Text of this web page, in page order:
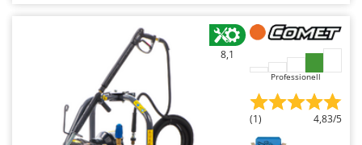
8,1
Professionell
(1) 4,83/5